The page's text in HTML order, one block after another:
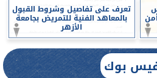
تعرف على تفاصيل وشروط القبول
بالمعاهد الفنية للتمريض بجامعة
الأزهر
بوك